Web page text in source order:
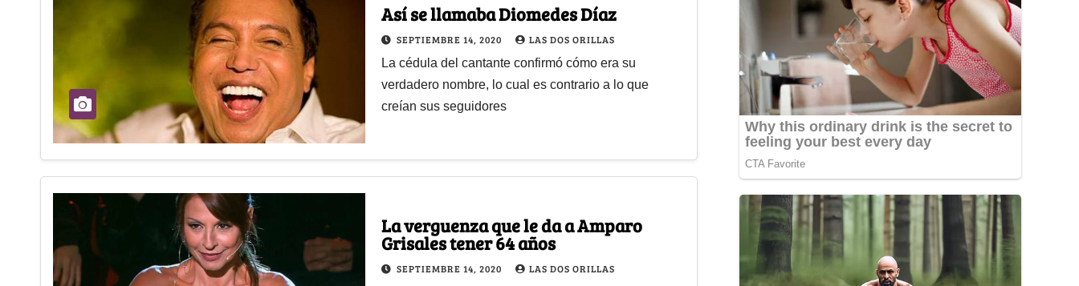
Así se llamaba Diomedes Díaz
SEPTIEMBRE 14, 2020 LAS DOS ORILLAS
La cédula del cantante confirmó cómo era su
verdadero nombre, lo cual es contrario a lo que
creían sus seguidores
La verguenza que le da a Amparo
Grisales tener 64 años
SEPTIEMBRE 14, 2020 LAS DOS ORILLAS